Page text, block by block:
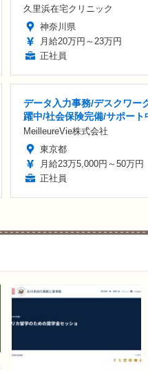
久里浜在宅クリニック
神奈川県
月給20万円～23万円
正社員
データ入力事務/デスクワー
躍中/社会保険完備/サポート
MeilleureVie株式会社
東京都
月給23万5,000円～50万円
正社員